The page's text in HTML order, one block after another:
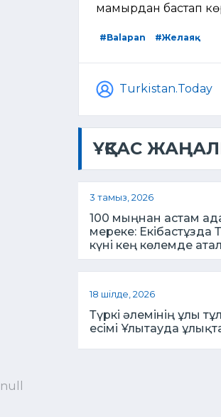
мамырдан бастап
#Balapan #Желаяқ
Turkistan.Today
ҰҚСАС
3 тамыз, 2026
100 мыңнан астам
мереке:
күні кең көлемде
18 шілде, 2026
Түркі әлемінің ұлы
есімі Ұлытауда
null